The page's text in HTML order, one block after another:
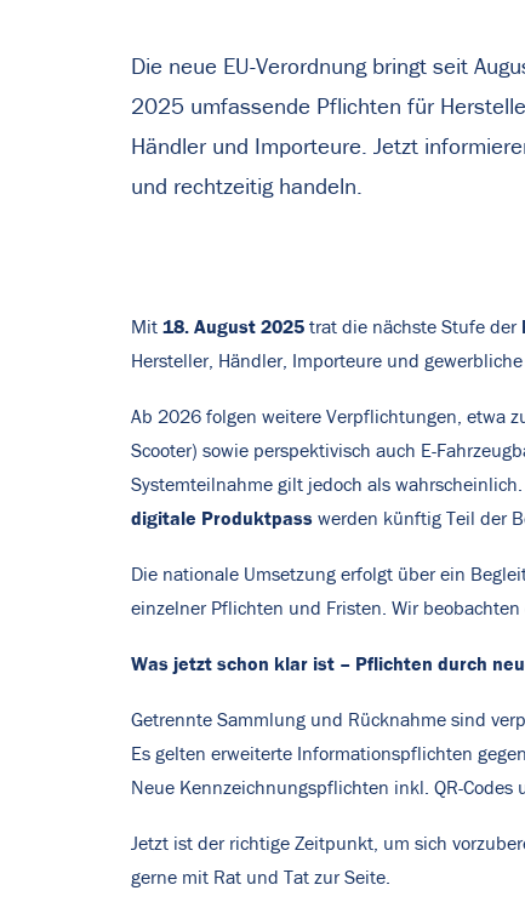
Die neue EU-Verordnung bringt seit
2025 umfassende Pflichten für
Händler und Importeure. Jetzt
und rechtzeitig handeln.
Mit 18. August 2025 trat die nächste Stufe der
Hersteller, Händler, Importeure und
Ab 2026 folgen weitere Verpflichtungen, etwa
Scooter) sowie perspektivisch auch E-
Systemteilnahme gilt jedoch als
digitale Produktpass werden künftig Teil der
Die nationale Umsetzung erfolgt über ein
einzelner Pflichten und Fristen. Wir
Was jetzt schon klar ist – Pflichten durch
Getrennte Sammlung und Rücknahme sind
Es gelten erweiterte Informationspflichten
Neue Kennzeichnungspflichten inkl. QR-Codes
Jetzt ist der richtige Zeitpunkt, um sich
gerne mit Rat und Tat zur Seite.